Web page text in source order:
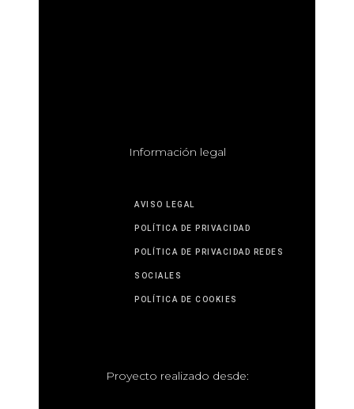
Información legal
AVISO LEGAL
POLÍTICA DE PRIVACIDAD
POLÍTICA DE PRIVACIDAD REDES
SOCIALES
POLÍTICA DE COOKIES
Proyecto realizado desde: